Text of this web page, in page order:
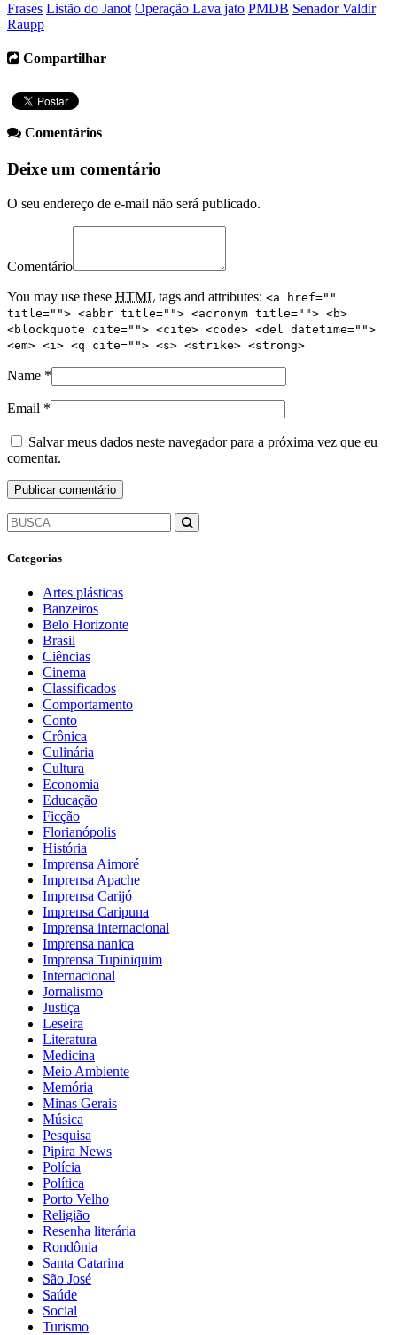
Frases Listão do Janot Operação Lava jato PMDB Senador Valdir
Raupp
Compartilhar
Comentários
Deixe um comentário
O seu endereço de e-mail não será publicado.
Comentário
You may use these HTML tags and attributes: <a href=""
title=""> <abbr title=""> <acronym title=""> <b>
<blockquote cite=""> <cite> <code> <del datetime="">
<em> <i> <q cite=""> <s> <strike> <strong>
Name *
Email *
Salvar meus dados neste navegador para a próxima vez que eu
comentar.
Categorias
Artes plásticas
Banzeiros
Belo Horizonte
Brasil
Ciências
Cinema
Classificados
Comportamento
Conto
Crônica
Culinária
Cultura
Economia
Educação
Ficção
Florianópolis
História
Imprensa Aimoré
Imprensa Apache
Imprensa Carijó
Imprensa Caripuna
Imprensa internacional
Imprensa nanica
Imprensa Tupiniquim
Internacional
Jornalismo
Justiça
Leseira
Literatura
Medicina
Meio Ambiente
Memória
Minas Gerais
Música
Pesquisa
Pipira News
Polícia
Política
Porto Velho
Religião
Resenha literária
Rondônia
Santa Catarina
São José
Saúde
Social
Turismo